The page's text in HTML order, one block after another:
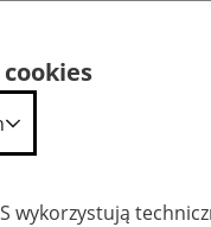
wykorzystują